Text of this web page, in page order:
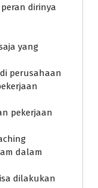
dirinya
yang
perusahaan
pekerjaan
dalam
dilakukan